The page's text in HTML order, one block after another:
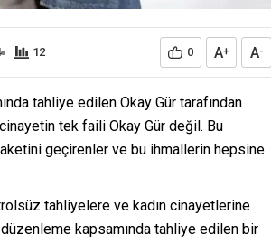
12 0 A+ A-
tahliye edilen Okay Gür tarafından
cinayetin tek faili Okay Gür değil. Bu
geçirenler ve bu ihmallerin hepsine
tahliyelere ve kadın cinayetlerine
düzenleme kapsamında tahliye edilen bir